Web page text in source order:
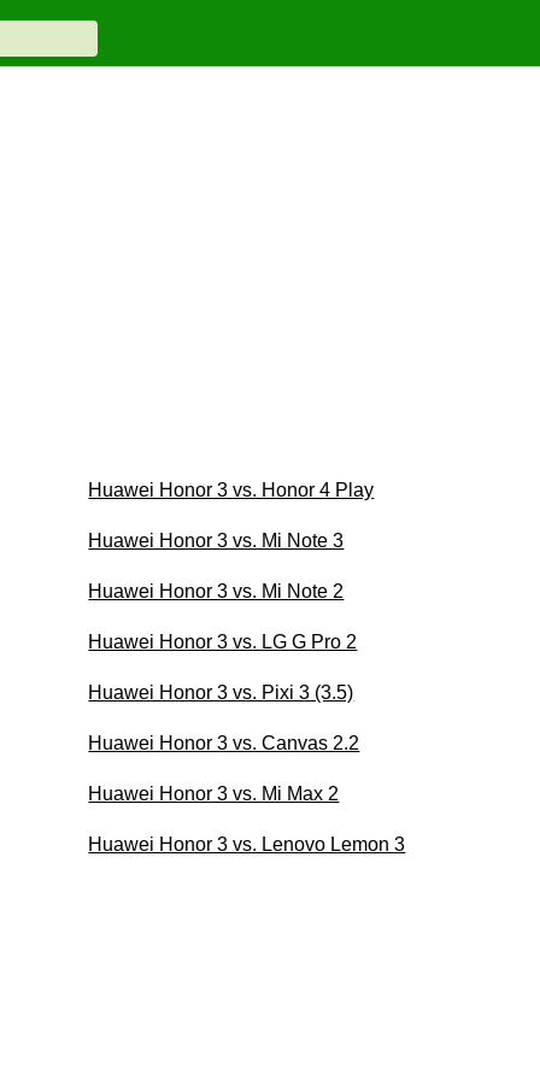
Huawei Honor 3 vs. Honor 4 Play
Huawei Honor 3 vs. Mi Note 3
Huawei Honor 3 vs. Mi Note 2
Huawei Honor 3 vs. LG G Pro 2
Huawei Honor 3 vs. Pixi 3 (3.5)
Huawei Honor 3 vs. Canvas 2.2
Huawei Honor 3 vs. Mi Max 2
Huawei Honor 3 vs. Lenovo Lemon 3